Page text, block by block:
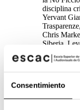
Consentimiento
disciplina
Yervant
Chris
Siberia,
Alain
Niebla
Robert